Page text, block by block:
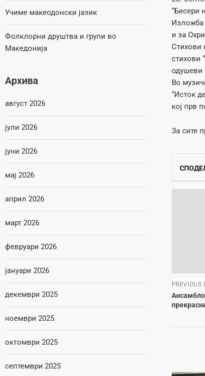
“Бисери
Изложба
и за
Стихови
стихови
одушеви
Во
“Исток
кој прв
За сите
PREVIOUS
Учиме макеодонски јазик
Фолклорни друштва и групи во
Македонија
Архива
август 2026
јули 2026
јуни 2026
мај 2026
април 2026
март 2026
февруари 2026
јануари 2026
декември 2025
ноември 2025
октомври 2025
септември 2025